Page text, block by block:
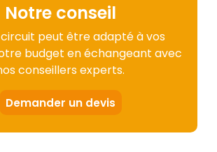
Notre conseil
peut être adapté à vos
budget en échangeant avec
conseillers experts.
Demander un devis